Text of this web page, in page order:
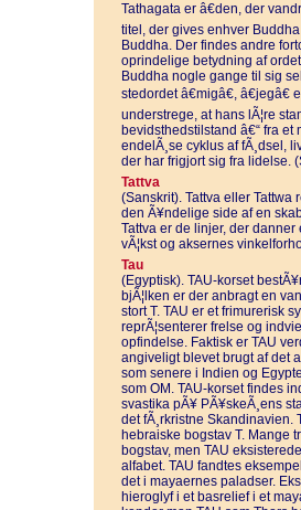
Tathagata er â€den, der
titel, der gives enhver
Buddha. Der findes andre
oprindelige betydning af
Buddha nogle gange til sig
stedordet â€migâ€,
understrege, at hans lÃ¦re
bevidsthedstilstand â€“ fra
endelÃ¸se cyklus af fÃ¸dsel,
der har frigjort sig fra lidelse.
Tattva
(Sanskrit). Tattva eller Tattwa
den Ã¥ndelige side af en
Tattva er de linjer, der
vÃ¦kst og aksernes
Tau
(Egyptisk). TAU-korset
bjÃ¦lken er der anbragt en
stort T. TAU er et frimurerisk
reprÃ¦senterer frelse og
opfindelse. Faktisk er TAU
angiveligt blevet brugt af det
som senere i Indien og
som OM. TAU-korset findes
svastika pÃ¥ PÃ¥skeÃ¸ens
det fÃ¸rkristne Skandinavien.
hebraiske bogstav T. Mange
bogstav, men TAU
alfabet. TAU fandtes
det i mayaernes paladser.
hieroglyf i et basrelief i et